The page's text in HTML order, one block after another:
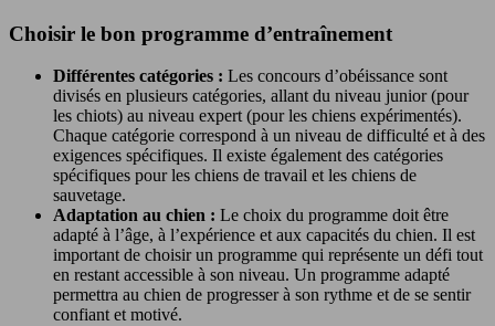
Choisir le bon programme d’entraînement
Différentes catégories : Les concours d’obéissance sont
divisés en plusieurs catégories, allant du niveau junior (pour
les chiots) au niveau expert (pour les chiens expérimentés).
Chaque catégorie correspond à un niveau de difficulté et à des
exigences spécifiques. Il existe également des catégories
spécifiques pour les chiens de travail et les chiens de
sauvetage.
Adaptation au chien : Le choix du programme doit être
adapté à l’âge, à l’expérience et aux capacités du chien. Il est
important de choisir un programme qui représente un défi tout
en restant accessible à son niveau. Un programme adapté
permettra au chien de progresser à son rythme et de se sentir
confiant et motivé.